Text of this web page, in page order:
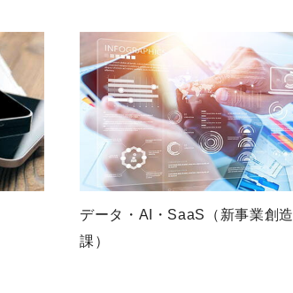
データ・AI・SaaS（新事業創造
課）